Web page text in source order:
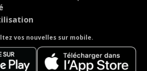
vos nouvelles sur mobile.